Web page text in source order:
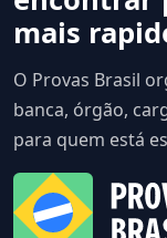
mais
O Provas Brasil
banca, órgão,
para quem está